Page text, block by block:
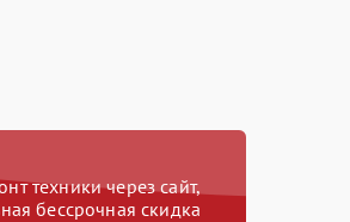
техники через сайт,
бессрочная скидка